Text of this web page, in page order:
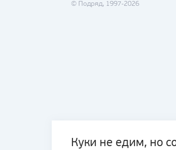
Куки не едим, но
© Подряд, 1997-2026